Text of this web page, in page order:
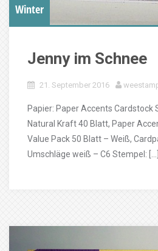
Winter
Jenny im Schnee
21. September 2016
Papier: Paper Accents Cardstock
Natural Kraft 40 Blatt, Paper
Value Pack 50 Blatt – Weiß,
Umschläge weiß – C6 Stempel: […]